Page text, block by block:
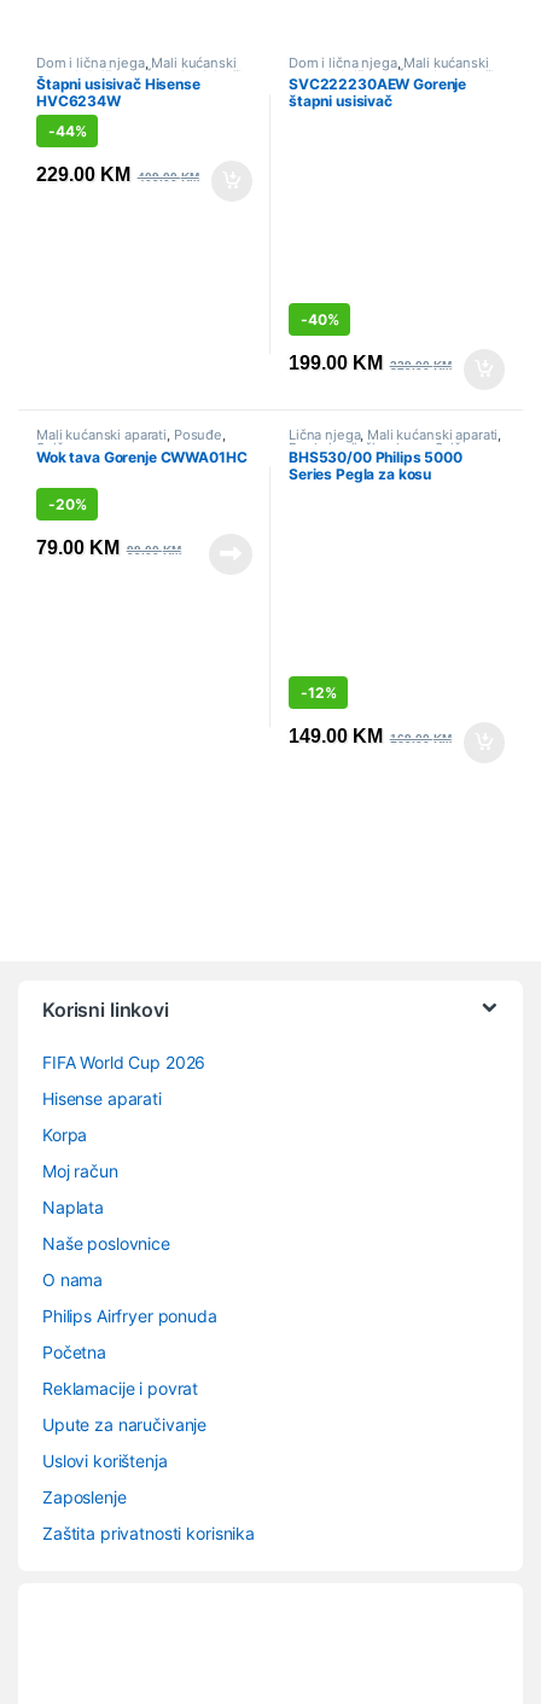
Dom i lična njega, Mali kućanski
aparati, Sniženo, Štapni usisivači
Štapni usisivač Hisense
HVC6234W
-44%
229.00 KM 409.00KM
Dom i lična njega, Mali kućanski
aparati, Sniženo,Štapni usisivači
SVC222230AEW Gorenje
štapni usisivač
-40%
199.00 KM 329.00KM
Mali kućanski aparati, Posuđe,
Sniženo
Wok tava Gorenje CWWA01HC
-20%
79.00 KM 99.00KM
Lična njega, Mali kućanski aparati,
Pegle i uvijači za kosu, Sniženo
BHS530/00 Philips 5000
Series Pegla za kosu
-12%
149.00 KM 169.00KM
Korisni linkovi
FIFA World Cup 2026
Hisense aparati
Korpa
Moj račun
Naplata
Naše poslovnice
O nama
Philips Airfryer ponuda
Početna
Reklamacije i povrat
Upute za naručivanje
Uslovi korištenja
Zaposlenje
Zaštita privatnosti korisnika